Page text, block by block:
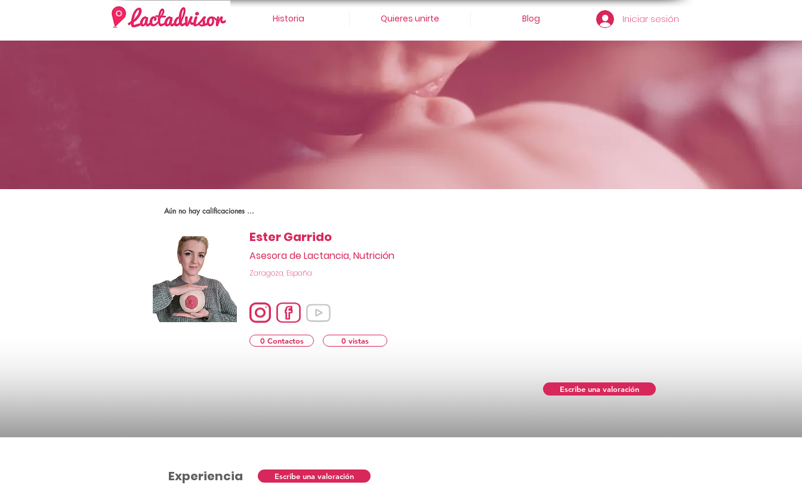
Iniciar sesión
Historia Quieres unirte Blog
Aún no hay calificaciones ...
Ester Garrido
Asesora de Lactancia, Nutrición
Zaragoza, España
0 Contactos 0 vistas
Escribe una valoración
Experiencia Escribe una valoración